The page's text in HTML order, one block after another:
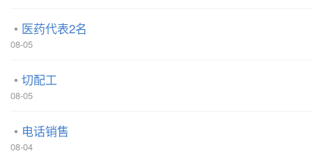
医药代表2名
08-05
切配工
08-05
电话销售
08-04